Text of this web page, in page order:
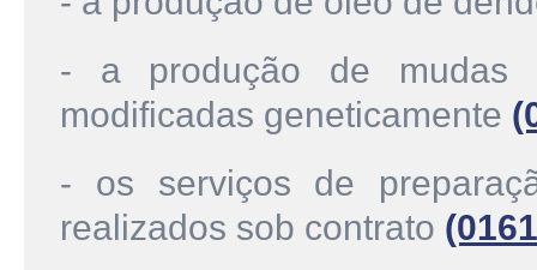
- a produção de mudas
modificadas geneticamente
- os serviços de
realizados sob contrato